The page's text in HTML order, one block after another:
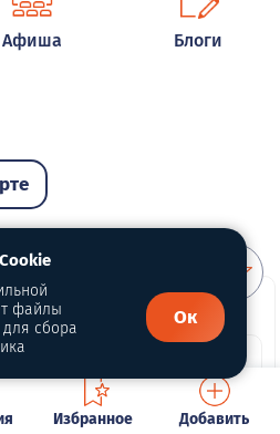
Афиша Блоги
Избранное Добавить
файлы
сбора
Ок